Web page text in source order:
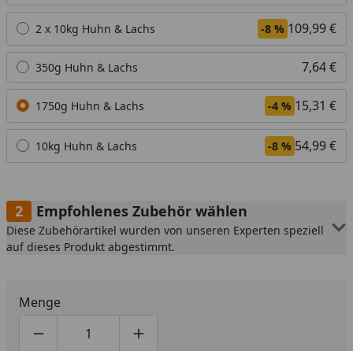
2 x 10kg Huhn & Lachs -8 % 109,99 €
350g Huhn & Lachs 7,64 €
1750g Huhn & Lachs -4 % 15,31 €
10kg Huhn & Lachs -8 % 54,99 €
Empfohlenes Zubehör wählen
Diese Zubehörartikel wurden von unseren Experten speziell
auf dieses Produkt abgestimmt.
Menge
Produktmenge um eins verringern
Produktmenge manuell eingeben
Produktmenge um eins erhöhen